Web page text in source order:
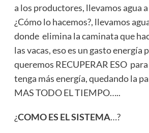
a los productores, llevamos agua
¿Cómo lo hacemos?, llevamos
donde elimina la caminata que
las vacas, eso es un gasto energía
queremos RECUPERAR ESO
tenga más energía, quedando la
MAS TODO EL TIEMPO…..
¿COMO ES EL SISTEMA…?